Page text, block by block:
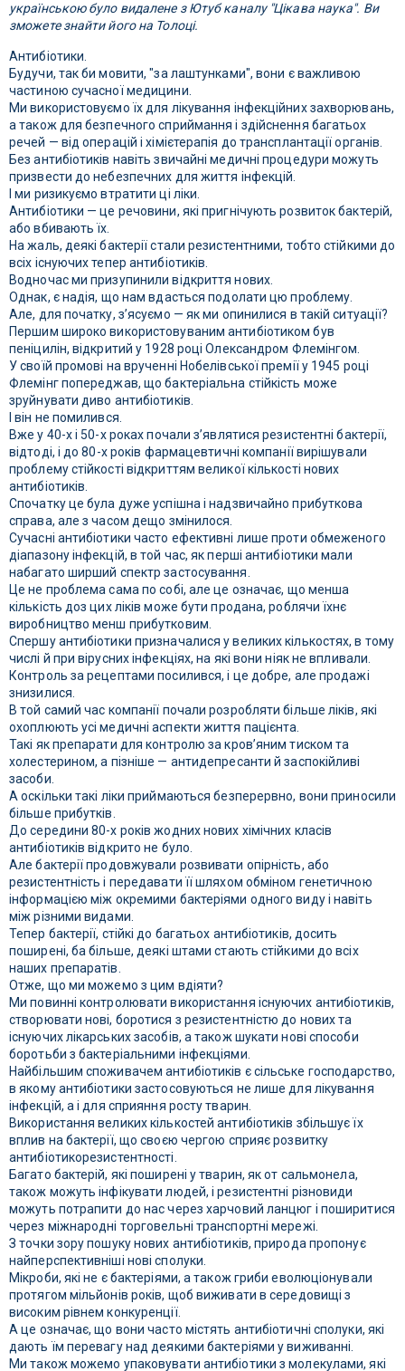
українською було видалене з Ютуб каналу "Цікава наука". Ви
зможете знайти його на Толоці.
Антибіотики.
Будучи, так би мовити, "за лаштунками", вони є важливою
частиною сучасної медицини.
Ми використовуємо їх для лікування інфекційних захворювань,
а також для безпечного сприймання і здійснення багатьох
речей — від операцій і хімієтерапія до трансплантації органів.
Без антибіотиків навіть звичайні медичні процедури можуть
призвести до небезпечних для життя інфекцій.
І ми ризикуємо втратити ці ліки.
Антибіотики — це речовини, які пригнічують розвиток бактерій,
або вбивають їх.
На жаль, деякі бактерії стали резистентними, тобто стійкими до
всіх існуючих тепер антибіотиків.
Водночас ми призупинили відкриття нових.
Однак, є надія, що нам вдасться подолати цю проблему.
Але, для початку, з’ясуємо — як ми опинилися в такій ситуації?
Першим широко використовуваним антибіотиком був
пеніцилін, відкритий у 1928 році Олександром Флемінгом.
У своїй промові на врученні Нобелівської премії у 1945 році
Флемінг попереджав, що бактеріальна стійкість може
зруйнувати диво антибіотиків.
І він не помилився.
Вже у 40-х і 50-х роках почали з’являтися резистентні бактерії,
відтоді, і до 80-х років фармацевтичні компанії вирішували
проблему стійкості відкриттям великої кількості нових
антибіотиків.
Спочатку це була дуже успішна і надзвичайно прибуткова
справа, але з часом дещо змінилося.
Сучасні антибіотики часто ефективні лише проти обмеженого
діапазону інфекцій, в той час, як перші антибіотики мали
набагато ширший спектр застосування.
Це не проблема сама по собі, але це означає, що менша
кількість доз цих ліків може бути продана, роблячи їхнє
виробництво менш прибутковим.
Спершу антибіотики призначалися у великих кількостях, в тому
числі й при вірусних інфекціях, на які вони ніяк не впливали.
Контроль за рецептами посилився, і це добре, але продажі
знизилися.
В той самий час компанії почали розробляти більше ліків, які
охоплюють усі медичні аспекти життя пацієнта.
Такі як препарати для контролю за кров’яним тиском та
холестерином, а пізніше — антидепресанти й заспокійливі
засоби.
А оскільки такі ліки приймаються безперервно, вони приносили
більше прибутків.
До середини 80-х років жодних нових хімічних класів
антибіотиків відкрито не було.
Але бактерії продовжували розвивати опірність, або
резистентність і передавати її шляхом обміном генетичною
інформацією між окремими бактеріями одного виду і навіть
між різними видами.
Тепер бактерії, стійкі до багатьох антибіотиків, досить
поширені, ба більше, деякі штами стають стійкими до всіх
наших препаратів.
Отже, що ми можемо з цим вдіяти?
Ми повинні контролювати використання існуючих антибіотиків,
створювати нові, боротися з резистентністю до нових та
існуючих лікарських засобів, а також шукати нові способи
боротьби з бактеріальними інфекціями.
Найбільшим споживачем антибіотиків є сільське господарство,
в якому антибіотики застосовуються не лише для лікування
інфекцій, а і для сприяння росту тварин.
Використання великих кількостей антибіотиків збільшує їх
вплив на бактерії, що своєю чергою сприяє розвитку
антибіотикорезистентності.
Багато бактерій, які поширені у тварин, як от сальмонела,
також можуть інфікувати людей, і резистентні різновиди
можуть потрапити до нас через харчовий ланцюг і поширитися
через міжнародні торговельні транспортні мережі.
З точки зору пошуку нових антибіотиків, природа пропонує
найперспективніші нові сполуки.
Мікроби, які не є бактеріями, а також гриби еволюціонували
протягом мільйонів років, щоб виживати в середовищі з
високим рівнем конкуренції.
А це означає, що вони часто містять антибіотичні сполуки, які
дають їм перевагу над деякими бактеріями у виживанні.
Ми також можемо упаковувати антибіотики з молекулами, які